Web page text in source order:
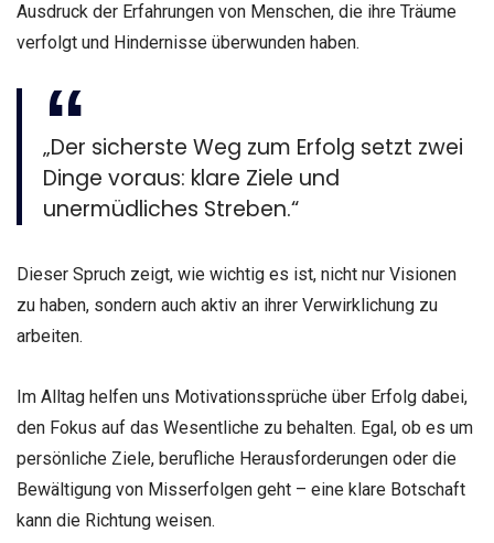
Ausdruck der Erfahrungen von Menschen, die ihre Träume
verfolgt und Hindernisse überwunden haben.
„Der sicherste Weg zum Erfolg setzt zwei
Dinge voraus: klare Ziele und
unermüdliches Streben.“
Dieser Spruch zeigt, wie wichtig es ist, nicht nur Visionen
zu haben, sondern auch aktiv an ihrer Verwirklichung zu
arbeiten.
Im Alltag helfen uns Motivationssprüche über Erfolg dabei,
den Fokus auf das Wesentliche zu behalten. Egal, ob es um
persönliche Ziele, berufliche Herausforderungen oder die
Bewältigung von Misserfolgen geht – eine klare Botschaft
kann die Richtung weisen.